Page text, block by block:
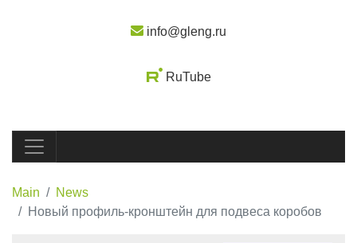
info@gleng.ru
RuTube
Main
News
Новый профиль-кронштейн для подвеса коробов